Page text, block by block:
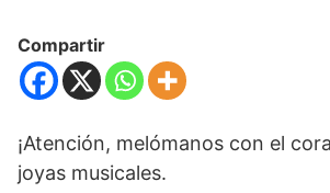
Compartir
¡Atención, melómanos con el
joyas musicales.